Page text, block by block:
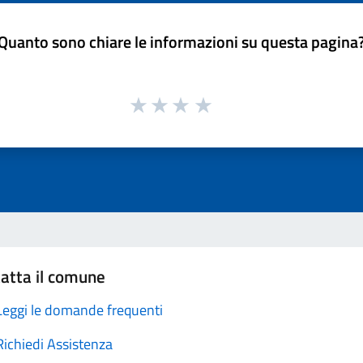
sono chiare le informazioni su questa
il comune
le domande frequenti
Assistenza